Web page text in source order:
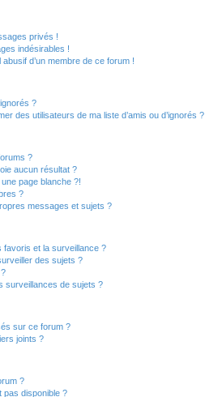
privés !
indésirables !
d’un membre de ce forum !
?
des utilisateurs de ma liste d’amis ou d’ignorés ?
?
aucun résultat ?
page blanche ?!
?
messages et sujets ?
favoris et la surveillance ?
des sujets ?
surveillances de sujets ?
sur ce forum ?
joints ?
?
pas disponible ?